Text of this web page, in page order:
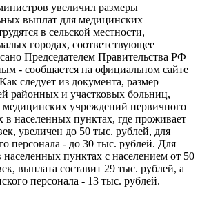
увеличил размеры
выплат для медицинских
в сельской местности,
городах, соответствующее
Председателем Правительства РФ
- сообщается на официальном сайте
следует из документа, размер
районных и участковых больниц,
учреждений первичного
в населенных пунктах, где проживает
увеличен до 50 тыс. рублей, для
персонала - до 30 тыс. рублей. Для
пунктах с населением от 50
выплата составит 29 тыс. рублей, а
персонала - 13 тыс. рублей.